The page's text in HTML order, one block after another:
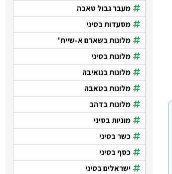
מעבר גבול טאבה
מסעדות בסיני
מלונות בשארם א-שייח'
מלונות בסיני
מלונות בנואיבה
מלונות בטאבה
מלונות בדהב
מוניות בסיני
כשר בסיני
כסף בסיני
ישראלים בסיני